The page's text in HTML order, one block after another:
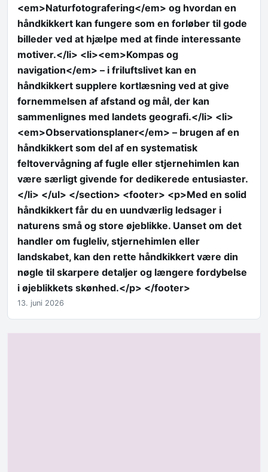
<em>Naturfotografering</em> og hvordan en
håndkikkert kan fungere som en forløber til gode
billeder ved at hjælpe med at finde interessante
motiver.</li> <li><em>Kompas og
navigation</em> – i friluftslivet kan en
håndkikkert supplere kortlæsning ved at give
fornemmelsen af afstand og mål, der kan
sammenlignes med landets geografi.</li> <li>
<em>Observationsplaner</em> – brugen af en
håndkikkert som del af en systematisk
feltovervågning af fugle eller stjernehimlen kan
være særligt givende for dedikerede entusiaster.
</li> </ul> </section> <footer> <p>Med en solid
håndkikkert får du en uundværlig ledsager i
naturens små og store øjeblikke. Uanset om det
handler om fugleliv, stjernehimlen eller
landskabet, kan den rette håndkikkert være din
nøgle til skarpere detaljer og længere fordybelse
i øjeblikkets skønhed.</p> </footer>
13. juni 2026